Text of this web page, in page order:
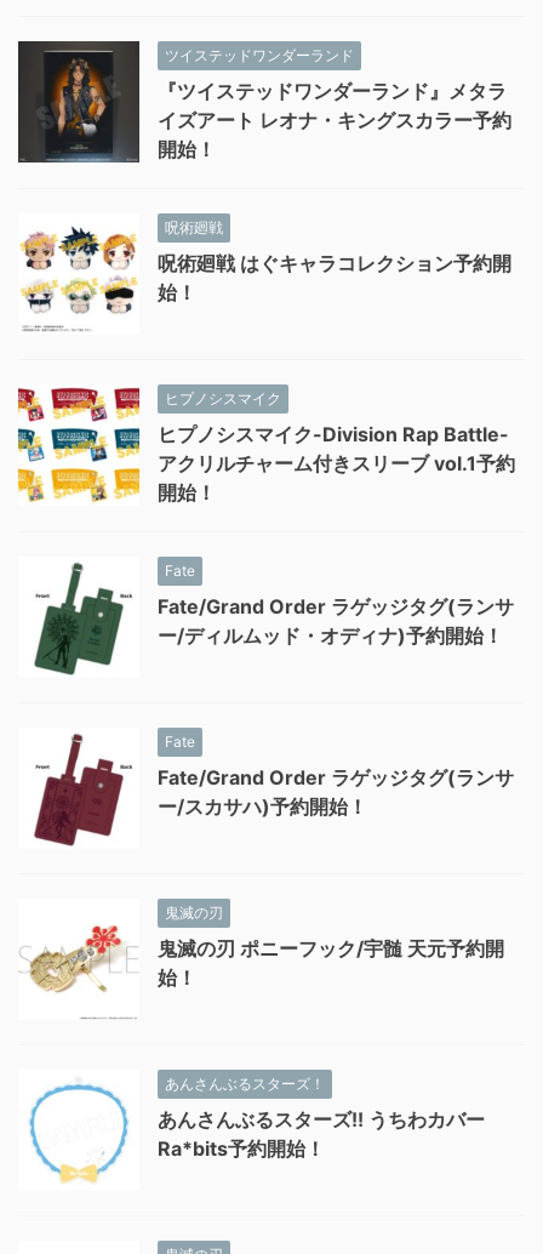
ツイステッドワンダーランド
『ツイステッドワンダーランド』メタラ
イズアート レオナ・キングスカラー予約
開始！
呪術廻戦
呪術廻戦 はぐキャラコレクション予約開
始！
ヒプノシスマイク
ヒプノシスマイク-Division Rap Battle-
アクリルチャーム付きスリーブ vol.1予約
開始！
Fate
Fate/Grand Order ラゲッジタグ(ランサ
ー/ディルムッド・オディナ)予約開始！
Fate
Fate/Grand Order ラゲッジタグ(ランサ
ー/スカサハ)予約開始！
鬼滅の刃
鬼滅の刃 ポニーフック/宇髄 天元予約開
始！
あんさんぶるスターズ！
あんさんぶるスターズ!! うちわカバー
Ra*bits予約開始！